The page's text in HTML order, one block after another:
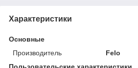
Характеристики
Основные
Производитель
Felo
Пользовательские характеристики